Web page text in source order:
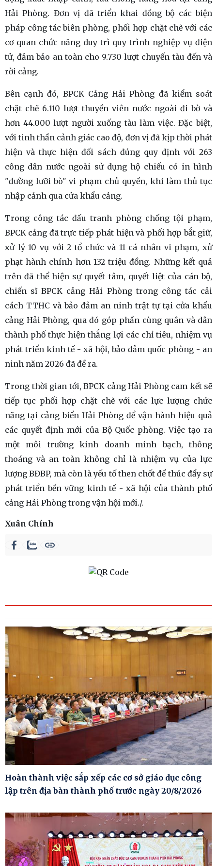
Hải Phòng. Đơn vị đã triển khai đồng bộ các biện
pháp công tác biên phòng, phối hợp chặt chẽ với các
cơ quan chức năng duy trì quy trình nghiệp vụ điện
tử, đảm bảo an toàn cho 9.730 lượt chuyến tàu đến và
rời cảng.
Bên cạnh đó, BPCK Cảng Hải Phòng đã kiểm soát
chặt chẽ 6.110 lượt thuyền viên nước ngoài đi bờ và
hơn 44.000 lượt người xuống tàu làm việc. Đặc biệt,
với tinh thần cảnh giác cao độ, đơn vị đã kịp thời phát
hiện và thực hiện đối sách đúng quy định với 263
công dân nước ngoài sử dụng hộ chiếu có in hình
"đường lưỡi bò" vi phạm chủ quyền, khi làm thủ tục
nhập cảnh qua cửa khẩu cảng.
Trong công tác đấu tranh phòng chống tội phạm,
BPCK cảng đã trực tiếp phát hiện và phối hợp bắt giữ,
xử lý 10 vụ với 2 tổ chức và 11 cá nhân vi phạm, xử
phạt hành chính hơn 132 triệu đồng. Những kết quả
trên đã thể hiện sự quyết tâm, quyết liệt của cán bộ,
chiến sĩ BPCK cảng Hải Phòng trong công tác cải
cách TTHC và bảo đảm an ninh trật tự tại cửa khẩu
cảng Hải Phòng, qua đó góp phần cùng quân và dân
thành phố thực hiện thắng lợi các chỉ tiêu, nhiệm vụ
phát triển kinh tế - xã hội, bảo đảm quốc phòng - an
ninh năm 2026 đã đề ra.
Trong thời gian tới, BPCK cảng Hải Phòng cam kết sẽ
tiếp tục phối hợp chặt chẽ với các lực lượng chức
năng tại cảng biển Hải Phòng để vận hành hiệu quả
các quyết định mới của Bộ Quốc phòng. Việc tạo ra
một môi trường kinh doanh minh bạch, thông
thoáng và an toàn không chỉ là nhiệm vụ của lực
lượng BĐBP, mà còn là yếu tố then chốt để thúc đẩy sự
phát triển bền vững kinh tế - xã hội của thành phố
cảng Hải Phòng trong vận hội mới./.
Xuân Chính
Hoàn thành việc sắp xếp các cơ sở giáo dục công
lập trên địa bàn thành phố trước ngày 20/8/2026